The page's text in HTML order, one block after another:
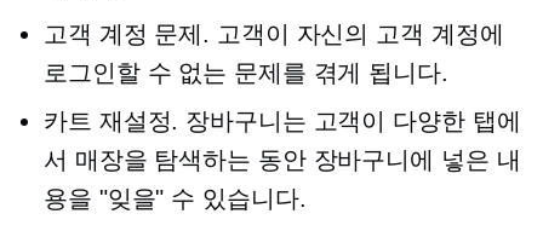
고객 계정 문제. 고객이 자신의 고객 계정에
로그인할 수 없는 문제를 겪게 됩니다.
카트 재설정. 장바구니는 고객이 다양한 탭에
서 매장을 탐색하는 동안 장바구니에 넣은 내
용을 "잊을" 수 있습니다.